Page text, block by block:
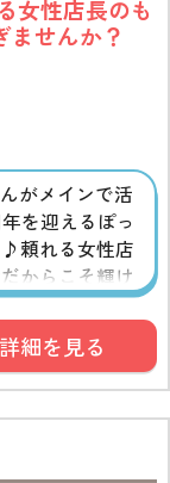
女性店長のも
ませんか？
がメインで活
を迎えるぽっ
頼れる女性店
からこそ輝け
⟡⁺ セクシーに
まの個性を活
せず働けると
細を見る